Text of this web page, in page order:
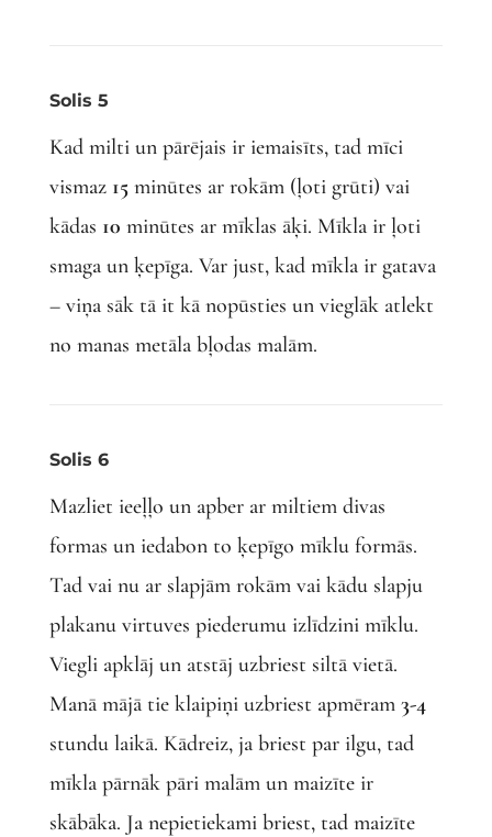
Solis 5
Kad milti un pārējais ir iemaisīts, tad mīci
vismaz 15minūtes ar rokām (ļoti grūti) vai
kādas 10 minūtes ar mīklas āķi. Mīkla ir ļoti
smaga un ķepīga. Var just, kad mīkla ir gatava
– viņa sāk tā it kā nopūsties un vieglāk atlekt
no manas metāla bļodas malām.
Solis 6
Mazliet ieeļļo un apber ar miltiem divas
formas un iedabon to ķepīgo mīklu formās.
Tad vai nu ar slapjām rokām vai kādu slapju
plakanu virtuves piederumu izlīdzini mīklu.
Viegli apklāj un atstāj uzbriest siltā vietā.
Manā mājā tie klaipiņi uzbriest apmēram 3-4
stundu laikā. Kādreiz, ja briest par ilgu, tad
mīkla pārnāk pāri malām un maizīte ir
skābāka. Ja nepietiekami briest, tad maizīte